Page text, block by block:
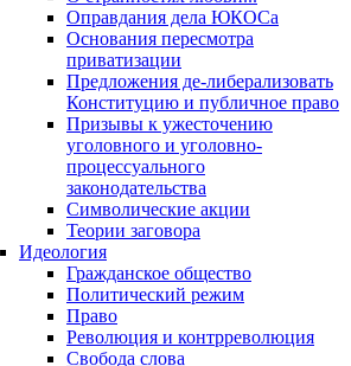
Оправдания дела ЮКОСа
Основания пересмотра
приватизации
Предложения де-либерализовать
Конституцию и публичное право
Призывы к ужесточению
уголовного и уголовно-
процессуального
законодательства
Символические акции
Теории заговора
Идеология
Гражданское общество
Политический режим
Право
Революция и контрреволюция
Свобода слова